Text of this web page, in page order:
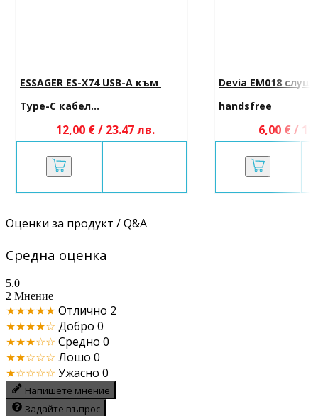
ESSAGER ES-X74 USB-A към
Type-C кабел...
12,00 € / 23.47 лв.
Devia EM018
handsfree
6,00 € /
Оценки за продукт / Q&A
Средна оценка
5.0
2 Мнение
★★★★★ Отлично 2
★★★★☆ Добро 0
★★★☆☆ Средно 0
★★☆☆☆ Лошо 0
★☆☆☆☆ Ужасно 0
Напишете мнение
Задайте въпрос